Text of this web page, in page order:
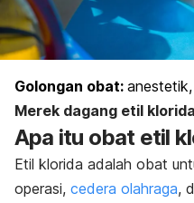
Golongan obat: anestetik,
Merek dagang etil
Apa itu obat etil
Etil klorida adalah obat
operasi, cedera olahraga,